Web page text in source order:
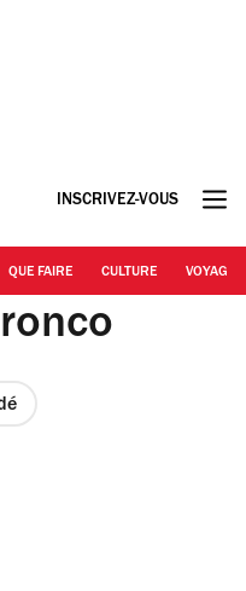
INSCRIVEZ-VOUS
QUE FAIRE CULTURE VOYAGE